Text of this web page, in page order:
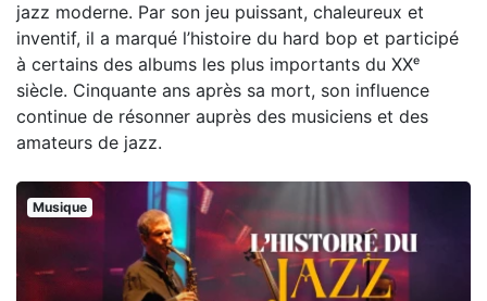
jazz moderne. Par son jeu puissant, chaleureux et
inventif, il a marqué l’histoire du hard bop et participé
à certains des albums les plus importants du XXᵉ
siècle. Cinquante ans après sa mort, son influence
continue de résonner auprès des musiciens et des
amateurs de jazz.
Musique